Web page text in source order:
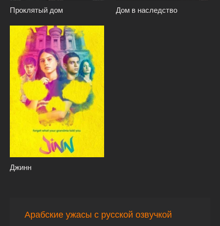
Проклятый дом Дом в наследство
Джинн
Арабские ужасы с русской озвучкой